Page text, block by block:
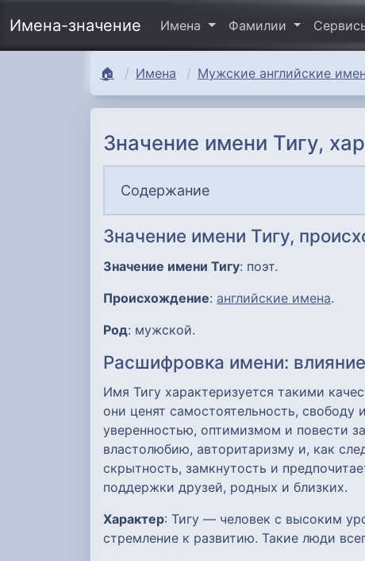
Имена-значение Имена Фамилии
🏠 Имена Мужские английские
Значение имени Тигу,
Содержание
Значение имени Тигу,
Значение имени Тигу: поэт.
Происхождение: английские имена.
Род: мужской.
Расшифровка имени:
Имя Тигу характеризуется такими
они ценят самостоятельность,
уверенностью, оптимизмом и повести
властолюбию, авторитаризму и, как
скрытность, замкнутость и
поддержки друзей, родных и близких.
Характер: Тигу — человек с высоким
стремление к развитию. Такие люди